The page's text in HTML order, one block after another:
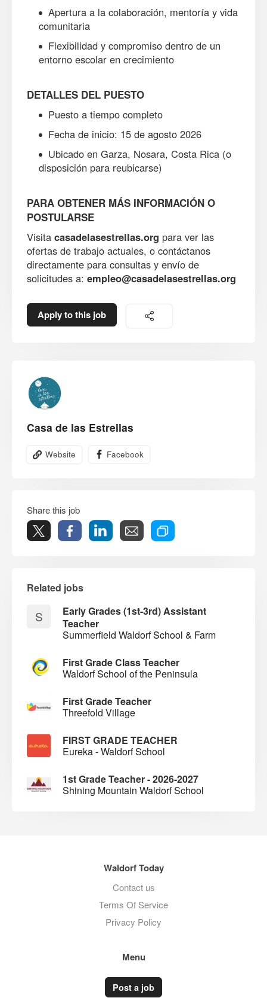
Apertura a la colaboración, mentoría y vida
comunitaria
Flexibilidad y compromiso dentro de un
entorno escolar en crecimiento
DETALLES DEL PUESTO
Puesto a tiempo completo
Fecha de inicio: 15 de agosto 2026
Ubicado en Garza, Nosara, Costa Rica (o
disposición para reubicarse)
PARA OBTENER MÁS INFORMACIÓN O
POSTULARSE
Visita casadelasestrellas.org para ver las
ofertas de trabajo actuales, o contáctanos
directamente para consultas y envío de
solicitudes a: empleo@casadelasestrellas.org
Apply to this job
Casa de las Estrellas
Website Facebook
Share this job
Related jobs
S
Early Grades (1st-3rd) Assistant
Teacher
Summerfield Waldorf School & Farm
First Grade Class Teacher
Waldorf School of the Peninsula
First Grade Teacher
Threefold Village
FIRST GRADE TEACHER
Eureka - Waldorf School
1st Grade Teacher - 2026-2027
Shining Mountain Waldorf School
Waldorf Today
Contact us
Terms Of Service
Privacy Policy
Menu
Post a job